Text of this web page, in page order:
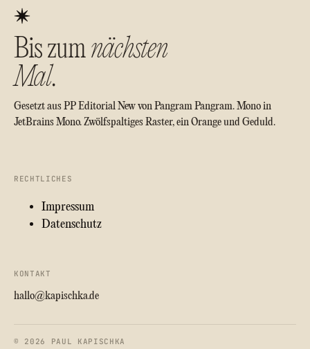
Bis zumnächsten
Mal.
Gesetzt aus PP Editorial New von Pangram Pangram. Mono in
JetBrains Mono. Zwölfspaltiges Raster, ein Orange und Geduld.
RECHTLICHES
Impressum
Datenschutz
KONTAKT
hallo@kapischka.de
© 2026 PAUL KAPISCHKA